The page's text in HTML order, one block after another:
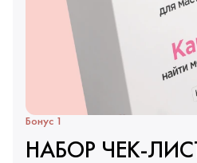
Бонус 1
НАБОР ЧЕК-